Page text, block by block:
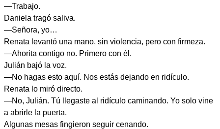
—Trabajo.
Daniela tragó saliva.
—Señora, yo…
Renata levantó una mano, sin violencia, pero con firmeza.
—Ahorita contigo no. Primero con él.
Julián bajó la voz.
—No hagas esto aquí. Nos estás dejando en ridículo.
Renata lo miró directo.
—No, Julián. Tú llegaste al ridículo caminando. Yo solo vine
a abrirle la puerta.
Algunas mesas fingieron seguir cenando.